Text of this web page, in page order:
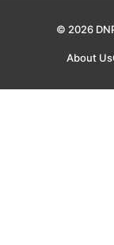
© 2026
About Us